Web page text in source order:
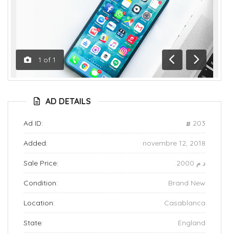
1 of 1
Previous
Next
AD DETAILS
Ad ID: 203
Added: novembre 12, 2018
Sale Price: .د.م 2000
Condition: Brand New
Location: Casablanca
State: England